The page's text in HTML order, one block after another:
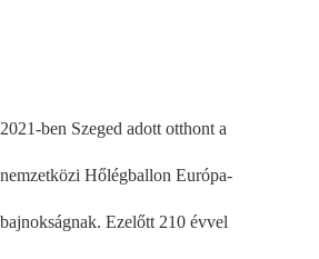
2021-ben Szeged adott otthont a
nemzetközi Hőlégballon Európa-
bajnokságnak. Ezelőtt 210 évvel